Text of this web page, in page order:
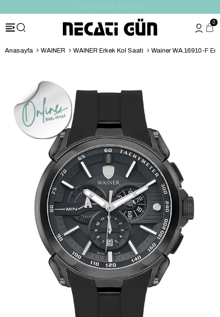
0
Anasayfa WAINER WAINER Erkek Kol Saati Wainer WA.16910-F